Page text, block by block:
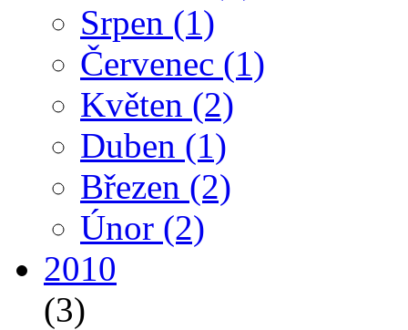
Srpen (1)
Červenec (1)
Květen (2)
Duben (1)
Březen (2)
Únor (2)
2010
(3)